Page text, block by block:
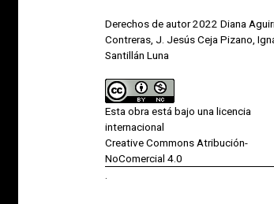
Derechos de autor 2022 Diana
Contreras, J. Jesús Ceja Pizano,
Santillán Luna
Esta obra está bajo una licencia
internacional
Creative Commons Atribución-
NoComercial 4.0